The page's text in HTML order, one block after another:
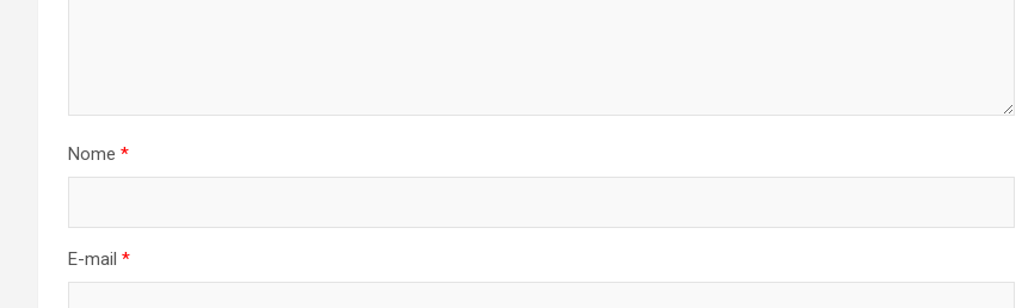
Nome *
E-mail *